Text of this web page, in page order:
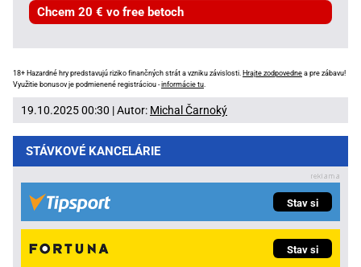
Chcem 20 € vo free betoch
18+ Hazardné hry predstavujú riziko finančných strát a vzniku závislosti. Hrajte zodpovedne a pre zábavu!
Využitie bonusov je podmienené registráciou -informácie tu.
19.10.2025 00:30 | Autor: Michal Čarnoký
STÁVKOVÉ KANCELÁRIE
Stav si
Stav si